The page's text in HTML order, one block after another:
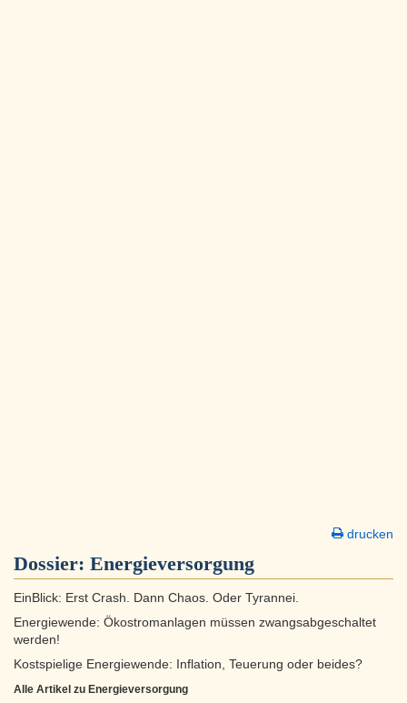
drucken
Dossier: Energieversorgung
EinBlick: Erst Crash. Dann Chaos. Oder Tyrannei.
Energiewende: Ökostromanlagen müssen zwangsabgeschaltet
werden!
Kostspielige Energiewende: Inflation, Teuerung oder beides?
Alle Artikel zu Energieversorgung